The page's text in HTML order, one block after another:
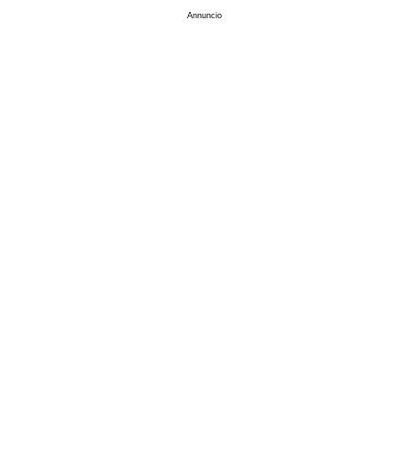
Annuncio